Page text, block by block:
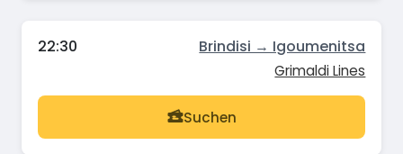
22:30 Brindisi → Igoumenitsa
Grimaldi Lines
Suchen